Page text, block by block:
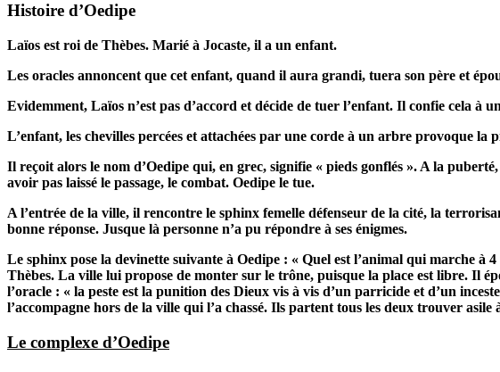
Histoire d’Oedipe
Laïos est roi de Thèbes. Marié à Jocaste, il a un enfant.
Les oracles annoncent que cet enfant, quand il aura grandi, tuera son père et
Evidemment, Laïos n’est pas d’accord et décide de tuer l’enfant. Il confie cela
L’enfant, les chevilles percées et attachées par une corde à un arbre provoque
Il reçoit alors le nom d’Oedipe qui, en grec, signifie « pieds gonflés ». A la
avoir pas laissé le passage, le combat. Oedipe le tue.
A l’entrée de la ville, il rencontre le sphinx femelle défenseur de la cité, la
bonne réponse. Jusque là personne n’a pu répondre à ses énigmes.
Le sphinx pose la devinette suivante à Oedipe : « Quel est l’animal qui marche à
Thèbes. La ville lui propose de monter sur le trône, puisque la place est libre. Il
l’oracle : « la peste est la punition des Dieux vis à vis d’un parricide et d’un
l’accompagne hors de la ville qui l’a chassé. Ils partent tous les deux trouver asile
Le complexe d’Oedipe